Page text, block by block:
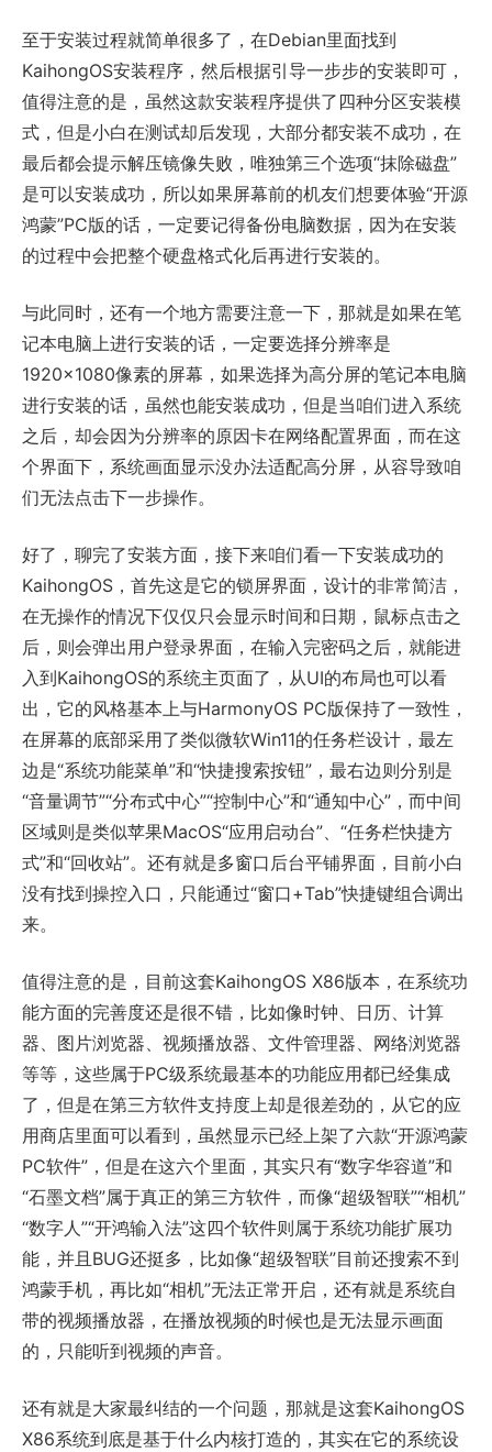
至于安装过程就简单很多了，在Debian里面找到
KaihongOS安装程序，然后根据引导一步步的安装即可，
值得注意的是，虽然这款安装程序提供了四种分区安装模
式，但是小白在测试却后发现，大部分都安装不成功，在
最后都会提示解压镜像失败，唯独第三个选项“抹除磁盘”
是可以安装成功，所以如果屏幕前的机友们想要体验“开源
鸿蒙”PC版的话，一定要记得备份电脑数据，因为在安装
的过程中会把整个硬盘格式化后再进行安装的。
与此同时，还有一个地方需要注意一下，那就是如果在笔
记本电脑上进行安装的话，一定要选择分辨率是
1920×1080像素的屏幕，如果选择为高分屏的笔记本电脑
进行安装的话，虽然也能安装成功，但是当咱们进入系统
之后，却会因为分辨率的原因卡在网络配置界面，而在这
个界面下，系统画面显示没办法适配高分屏，从容导致咱
们无法点击下一步操作。
好了，聊完了安装方面，接下来咱们看一下安装成功的
KaihongOS，首先这是它的锁屏界面，设计的非常简洁，
在无操作的情况下仅仅只会显示时间和日期，鼠标点击之
后，则会弹出用户登录界面，在输入完密码之后，就能进
入到KaihongOS的系统主页面了，从UI的布局也可以看
出，它的风格基本上与HarmonyOS PC版保持了一致性，
在屏幕的底部采用了类似微软Win11的任务栏设计，最左
边是“系统功能菜单”和“快捷搜索按钮”，最右边则分别是
“音量调节”“分布式中心”“控制中心”和“通知中心”，而中间
区域则是类似苹果MacOS“应用启动台”、“任务栏快捷方
式”和“回收站”。还有就是多窗口后台平铺界面，目前小白
没有找到操控入口，只能通过“窗口+Tab”快捷键组合调出
来。
值得注意的是，目前这套KaihongOS X86版本，在系统功
能方面的完善度还是很不错，比如像时钟、日历、计算
器、图片浏览器、视频播放器、文件管理器、网络浏览器
等等，这些属于PC级系统最基本的功能应用都已经集成
了，但是在第三方软件支持度上却是很差劲的，从它的应
用商店里面可以看到，虽然显示已经上架了六款“开源鸿蒙
PC软件”，但是在这六个里面，其实只有“数字华容道”和
“石墨文档”属于真正的第三方软件，而像“超级智联”“相机”
“数字人”“开鸿输入法”这四个软件则属于系统功能扩展功
能，并且BUG还挺多，比如像“超级智联”目前还搜索不到
鸿蒙手机，再比如“相机”无法正常开启，还有就是系统自
带的视频播放器，在播放视频的时候也是无法显示画面
的，只能听到视频的声音。
还有就是大家最纠结的一个问题，那就是这套KaihongOS
X86系统到底是基于什么内核打造的，其实在它的系统设